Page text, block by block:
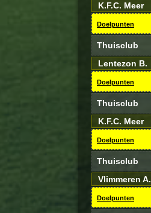
K.F.C. Meer
Doelpunten
Thuisclub
Lentezon B.
Doelpunten
Thuisclub
K.F.C. Meer
Doelpunten
Thuisclub
Vlimmeren A.
Doelpunten